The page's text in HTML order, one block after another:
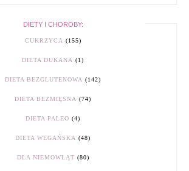
DIETY I CHOROBY:
CUKRZYCA (155)
DIETA DUKANA (1)
DIETA BEZGLUTENOWA (142)
DIETA BEZMIĘSNA (74)
DIETA PALEO (4)
DIETA WEGAŃSKA (48)
DLA NIEMOWLĄT (80)